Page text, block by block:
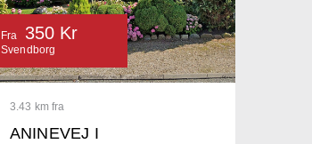
3.43 km fra
ANINEVEJ I
Fra 350 Kr
Svendborg